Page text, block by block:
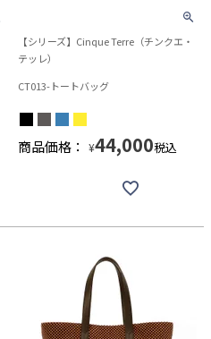
【シリーズ】Cinque Terre（チンクエ・
テッレ）
CT013-トートバッグ
商品価格： ¥44,000税込